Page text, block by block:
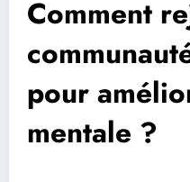
Comment
pour
mentale ?